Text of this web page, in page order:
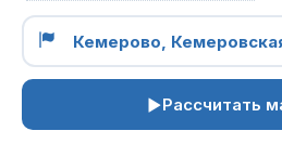
Рассчитать